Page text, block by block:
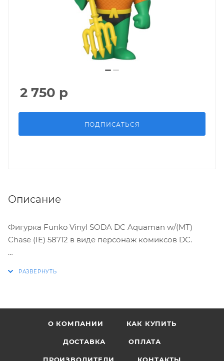
2 750 р
ПОДПИСАТЬСЯ
Описание
Фигурка Funko Vinyl SODA DC Aquaman w/(MT)
Chase (IE) 58712 в виде персонаж комиксов DC.
банку из-под содовой, в комплекте коллекционный
картонный жетон
О КОМПАНИИ КАК КУПИТЬ
ДОСТАВКА ОПЛАТА